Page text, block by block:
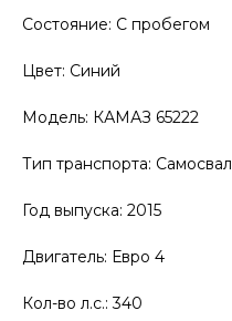
Состояние: С пробегом
Цвет: Синий
Модель: КАМАЗ 65222
Тип транспорта: Самосвал
Год выпуска: 2015
Двигатель: Евро 4
Кол-во л.с.: 340